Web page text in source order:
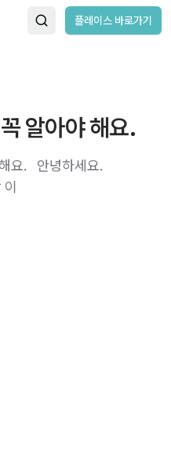
플레이스 바로가기
알아야 해요.
요. ​ ​ 안녕하세요.
이